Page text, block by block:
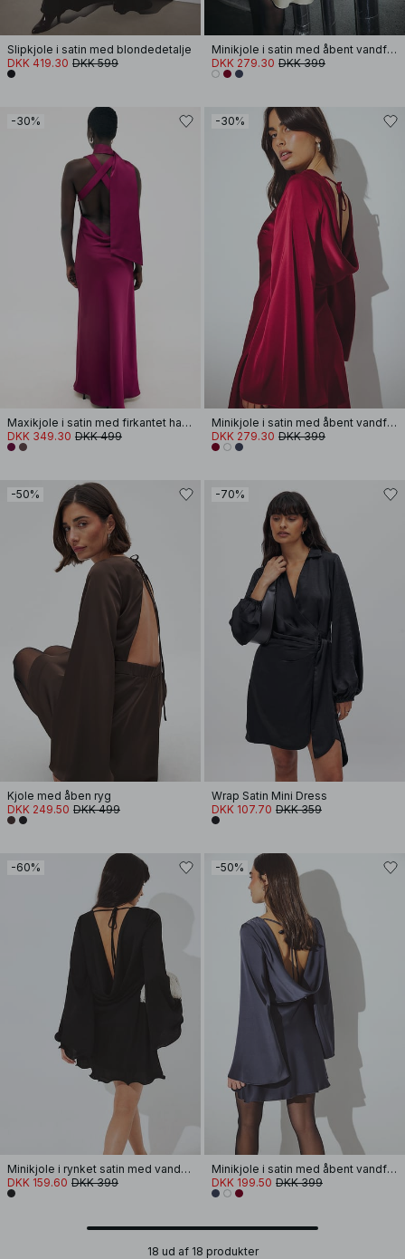
Slipkjole i satin med blondedetalje
DKK 419.30 DKK 599
Minikjole i satin med åbent vandfaldsrug
DKK 279.30 DKK 399
-30%
Maxikjole i satin med firkantet halsudskæring og tørklæde
DKK 349.30 DKK 499
-30%
Minikjole i satin med åbent vandfaldsrug
DKK 279.30 DKK 399
-50%
Kjole med åben ryg
DKK 249.50 DKK 499
-70%
Wrap Satin Mini Dress
DKK 107.70 DKK 359
-60%
Minikjole i rynket satin med vandfald i ryggen
DKK 159.60 DKK 399
-50%
Minikjole i satin med åbent vandfaldsrug
DKK 199.50 DKK 399
18 ud af 18 produkter